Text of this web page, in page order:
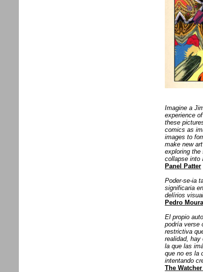
Imagine a
experience
these
comics as
images to
make new
exploring the
collapse into
Panel Patter
Poder-se-ia
significaria
delírios
Pedro
El propio
podría verse
restrictiva
realidad, hay
la que las
que no es la
intentando
The